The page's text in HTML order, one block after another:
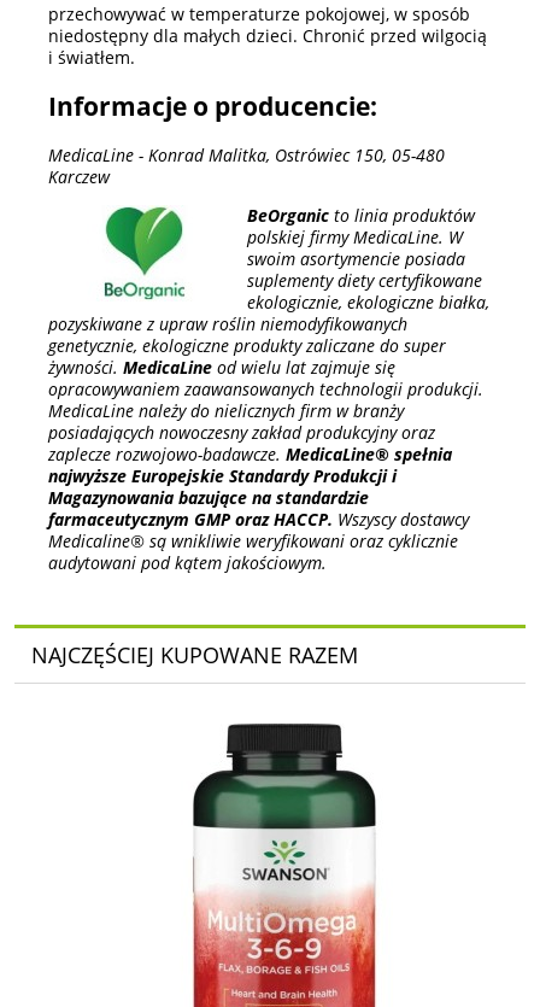
przechowywać w temperaturze pokojowej, w sposób
niedostępny dla małych dzieci. Chronić przed wilgocią
i światłem.
Informacje o producencie:
MedicaLine - Konrad Malitka, Ostrówiec 150, 05-480
Karczew
BeOrganic to linia produktów
polskiej firmy MedicaLine. W
swoim asortymencie posiada
suplementy diety certyfikowane
ekologicznie, ekologiczne białka,
pozyskiwane z upraw roślin niemodyfikowanych
genetycznie, ekologiczne produkty zaliczane do super
żywności. MedicaLine od wielu lat zajmuje się
opracowywaniem zaawansowanych technologii produkcji.
MedicaLine należy do nielicznych firm w branży
posiadających nowoczesny zakład produkcyjny oraz
zaplecze rozwojowo-badawcze. MedicaLine® spełnia
najwyższe Europejskie Standardy Produkcji i
Magazynowania bazujące na standardzie
farmaceutycznym GMP oraz HACCP. Wszyscy dostawcy
Medicaline® są wnikliwie weryfikowani oraz cyklicznie
audytowani pod kątem jakościowym.
NAJCZĘŚCIEJ KUPOWANE RAZEM